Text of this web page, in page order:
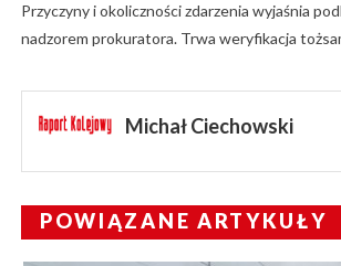
Przyczyny i okoliczności zdarzenia wyjaśnia
nadzorem prokuratora. Trwa weryfikacja
Michał Ciechowski
POWIĄZANE ARTYKUŁY